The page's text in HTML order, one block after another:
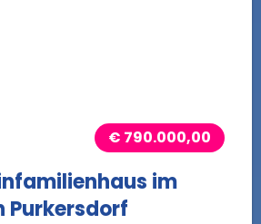
€ 790.000,00
im
Purkersdorf